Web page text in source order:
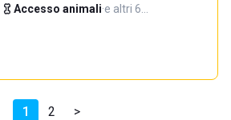
Accesso animali·e altri 6…
1 2 >